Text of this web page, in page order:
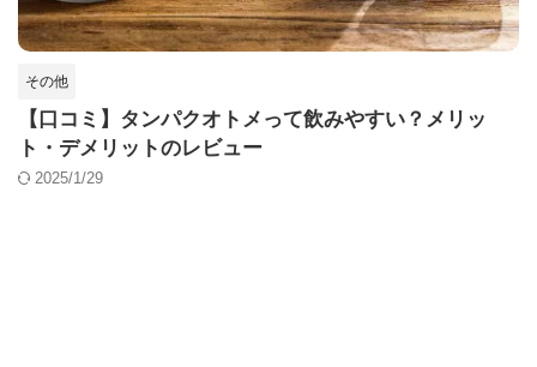
その他
【口コミ】タンパクオトメって飲みやすい？メリッ
ト・デメリットのレビュー
2025/1/29